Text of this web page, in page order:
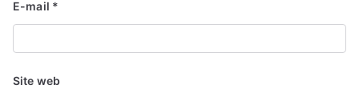
E-mail *
Site web